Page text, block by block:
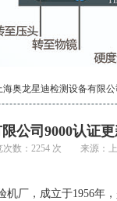
海奥龙星迪检测设备有限
公司9000认证
次数：2254 次 来源：上
厂，成立于1956年